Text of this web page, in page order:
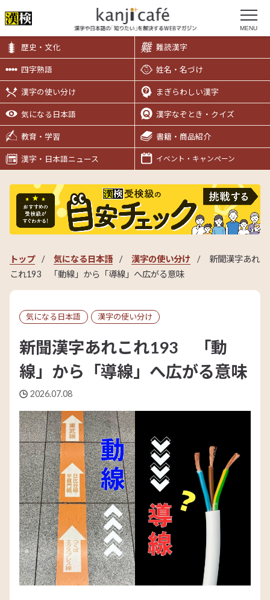
MENU
歴史・文化 難読漢字
四字熟語 姓名・名づけ
漢字の使い分け まぎらわしい漢字
気になる日本語 漢字なぞとき・クイズ
教育・学習 書籍・商品紹介
漢字・日本語ニュース イベント・キャンペーン
トップ 気になる日本語 漢字の使い分け
新聞漢字あれ
これ193 「動線」から「導線」へ広がる意味
気になる日本語 漢字の使い分け
新聞漢字あれこれ193 「動
線」から「導線」へ広がる意味
2026.07.08